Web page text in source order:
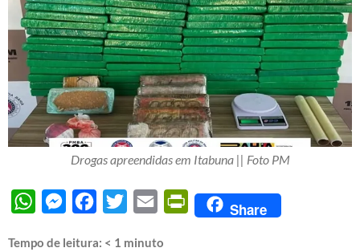
Drogas apreendidas em Itabuna || Foto PM
WhatsAppMessengerFacebook
Twitter Email PrintFriendly
Share
Tempo de leitura: < 1 minuto